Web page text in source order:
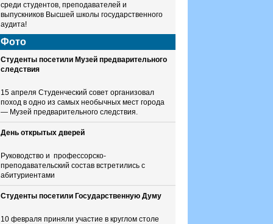
среди студентов, преподавателей и
выпускников Высшей школы государственного
аудита!
Фото
Студенты посетили Музей предварительного
следствия
15 апреля Студенческий совет организовал
поход в одно из самых необычных мест города
— Музей предварительного следствия.
День открытых дверей
Руководство и профессорско-
преподавательский состав встретились с
абитуриентами
Студенты посетили Государственную Думу
10 февраля приняли участие в круглом столе